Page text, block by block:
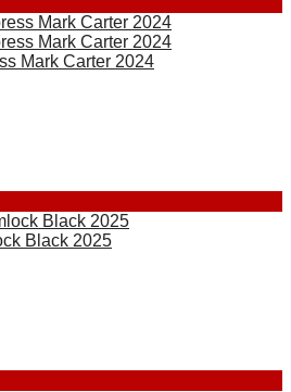
Mark Carter 2024
Black 2025